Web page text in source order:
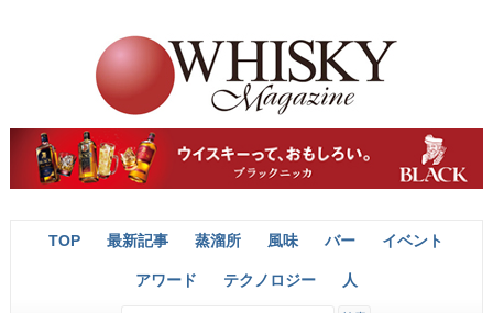
TOP 最新記事 蒸溜所 風味 バー イベント
アワード テクノロジー 人